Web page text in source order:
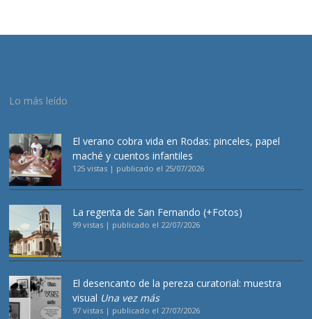
Lo más leído
El verano cobra vida en Rodas: pinceles, papel
maché y cuentos infantiles
125 vistas | publicado el 25/07/2026
La regenta de San Fernando (+Fotos)
99 vistas | publicado el 22/07/2026
El desencanto de la pereza curatorial: muestra
visual Una vez más
97 vistas | publicado el 27/07/2026